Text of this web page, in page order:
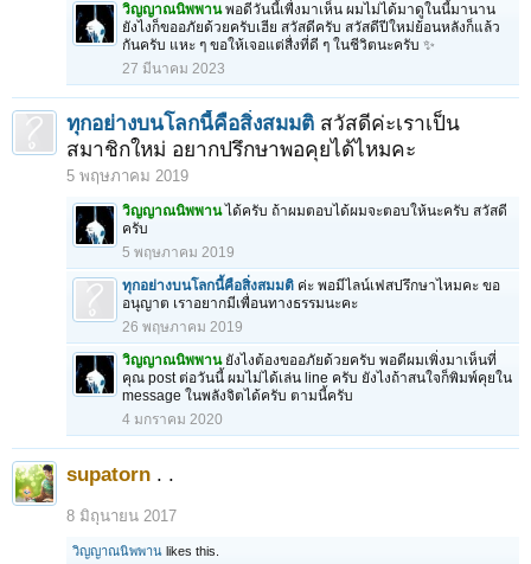
วิญญาณนิพพาน พอดีวันนี้เพื่งมาเห็น ผมไม่ได้มาดูในนี้มานาน
ยังไงก็ขออภัยด้วยครับเฮีย สวัสดีครับ สวัสดีปีใหม่ย้อนหลังก็แล้ว
กันครับ แหะ ๆ ขอให้เจอแต่สื่งที่ดี ๆ ในชีวิตนะครับ ✨
27 มีนาคม 2023
ทุกอย่างบนโลกนี้คือสิ่งสมมติ สวัสดีค่ะเราเป็น
สมาชิกใหม่ อยากปรึกษาพอคุยได้ไหมคะ
5 พฤษภาคม 2019
วิญญาณนิพพาน ได้ครับ ถ้าผมตอบได้ผมจะตอบให้นะครับ สวัสดี
ครับ
5 พฤษภาคม 2019
ทุกอย่างบนโลกนี้คือสิ่งสมมติ ค่ะ พอมีไลน์เฟสปรึกษาไหมคะ ขอ
อนุญาต เราอยากมีเพื่อนทางธรรมนะคะ
26 พฤษภาคม 2019
วิญญาณนิพพาน ยังไงต้องขออภัยด้วยครับ พอดีผมเพิ่งมาเห็นที่
คุณ post ต่อวันนี้ ผมไม่ได้เล่น line ครับ ยังไงถ้าสนใจก็พิมพ์คุยใน
message ในพลังจิตได้ครับ ตามนี้ครับ
4 มกราคม 2020
supatorn . .
8 มิถุนายน 2017
วิญญาณนิพพาน likes this.